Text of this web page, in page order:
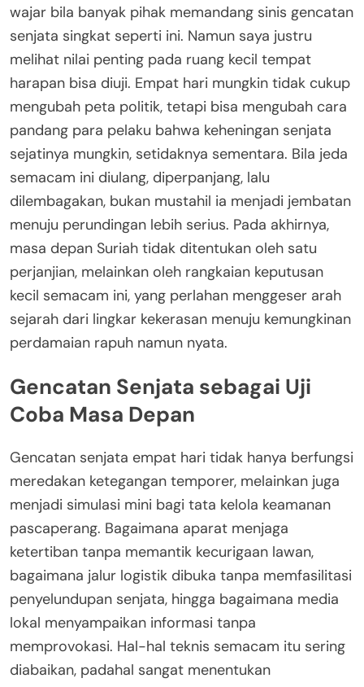
wajar bila banyak pihak memandang sinis gencatan
senjata singkat seperti ini. Namun saya justru
melihat nilai penting pada ruang kecil tempat
harapan bisa diuji. Empat hari mungkin tidak cukup
mengubah peta politik, tetapi bisa mengubah cara
pandang para pelaku bahwa keheningan senjata
sejatinya mungkin, setidaknya sementara. Bila jeda
semacam ini diulang, diperpanjang, lalu
dilembagakan, bukan mustahil ia menjadi jembatan
menuju perundingan lebih serius. Pada akhirnya,
masa depan Suriah tidak ditentukan oleh satu
perjanjian, melainkan oleh rangkaian keputusan
kecil semacam ini, yang perlahan menggeser arah
sejarah dari lingkar kekerasan menuju kemungkinan
perdamaian rapuh namun nyata.
Gencatan Senjata sebagai Uji
Coba Masa Depan
Gencatan senjata empat hari tidak hanya berfungsi
meredakan ketegangan temporer, melainkan juga
menjadi simulasi mini bagi tata kelola keamanan
pascaperang. Bagaimana aparat menjaga
ketertiban tanpa memantik kecurigaan lawan,
bagaimana jalur logistik dibuka tanpa memfasilitasi
penyelundupan senjata, hingga bagaimana media
lokal menyampaikan informasi tanpa
memprovokasi. Hal-hal teknis semacam itu sering
diabaikan, padahal sangat menentukan